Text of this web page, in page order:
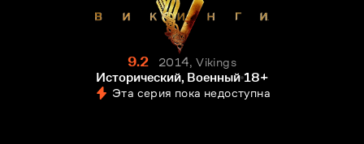
9.2
2014, Vikings
Исторический, Военный 18+
Эта серия пока недоступна